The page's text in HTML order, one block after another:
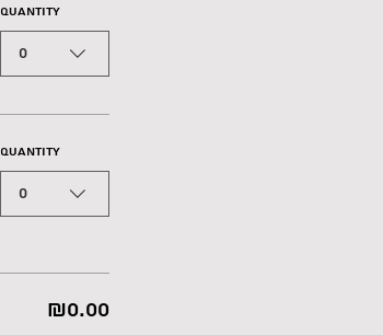
Quantity
0
Quantity
0
₪0.00